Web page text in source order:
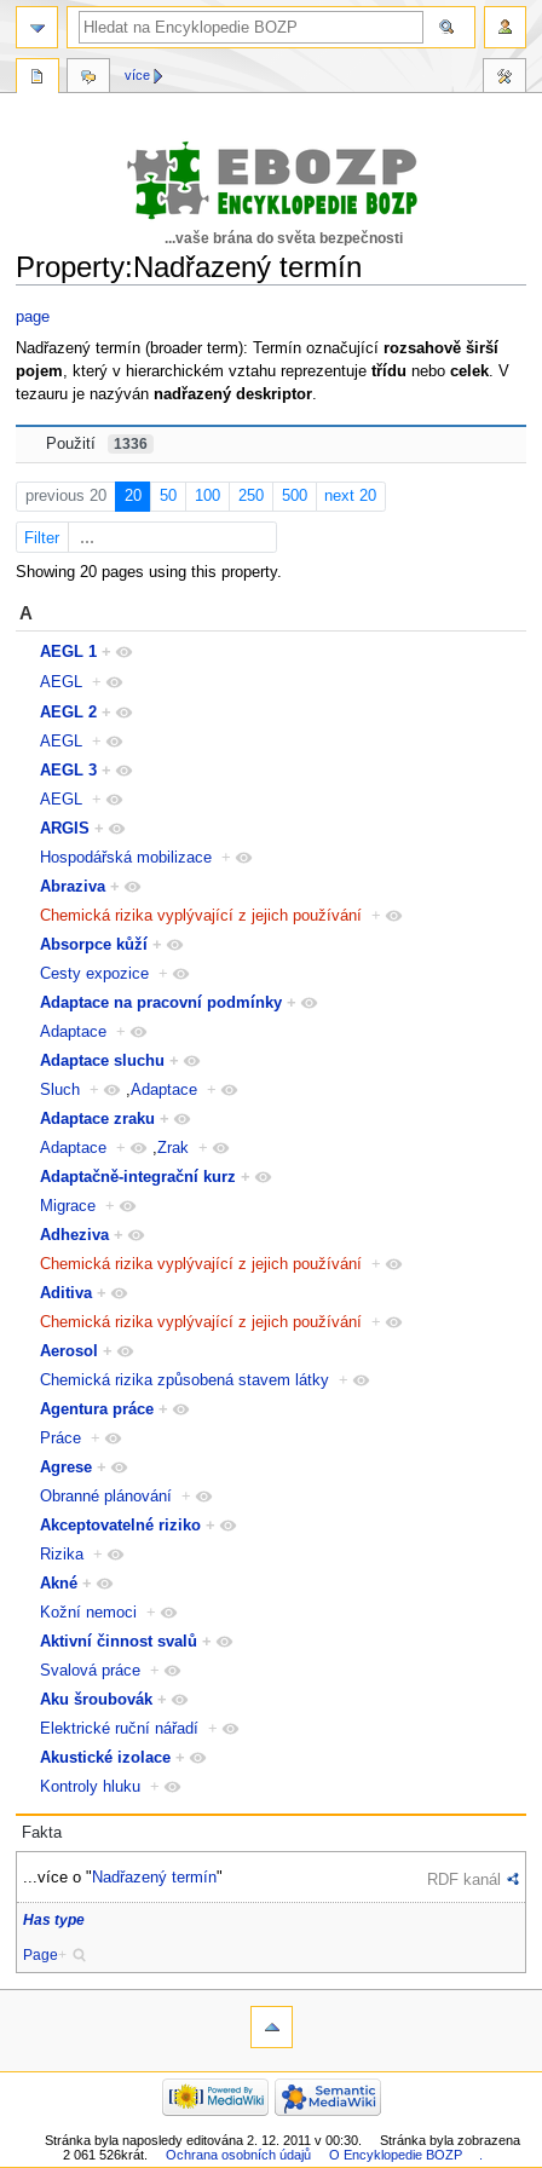
...vaše brána do světa bezpečnosti
Property:Nadřazený termín
Skočit
na
navigaci
Skočit
na
vyhledávání
page
Nadřazený termín (broader term): Termín označující rozsahově širší
pojem , který v hierarchickém vztahu reprezentuje třídu nebo celek. V
tezauru je nazýván nadřazený deskriptor.
Použití 1336
previous 20 20 50 100 250 500 next 20
Filter
Showing 20 pages using this property.
A
AEGL 1 +
AEGL
+
AEGL 2 +
AEGL
+
AEGL 3 +
AEGL
+
ARGIS +
Hospodářská mobilizace
+
Abraziva +
Chemická rizika vyplývající z jejich používání
+
Absorpce kůží +
Cesty expozice
+
Adaptace na pracovní podmínky +
Adaptace
+
Adaptace sluchu +
Sluch
+ Adaptace
+
Adaptace zraku +
Adaptace
+ Zrak
+
Adaptačně-integrační kurz +
Migrace
+
Adheziva +
Chemická rizika vyplývající z jejich používání
+
Aditiva +
Chemická rizika vyplývající z jejich používání
+
Aerosol
+
Chemická rizika způsobená stavem látky
+
Agentura práce +
Práce
+
Agrese +
Obranné plánování
+
Akceptovatelné riziko +
Rizika
+
Akné +
Kožní nemoci
+
Aktivní činnost svalů +
Svalová práce
+
Aku šroubovák +
Elektrické ruční nářadí
+
Akustické izolace +
Kontroly hluku
+
Fakta
...více o " Nadřazený termín" RDF kanál
Has type
Page+
více
Stránka byla naposledy editována 2. 12. 2011 v 00:30.
Stránka byla zobrazena
2 061 526krát.
Ochrana osobních údajů O Encyklopedie BOZP .